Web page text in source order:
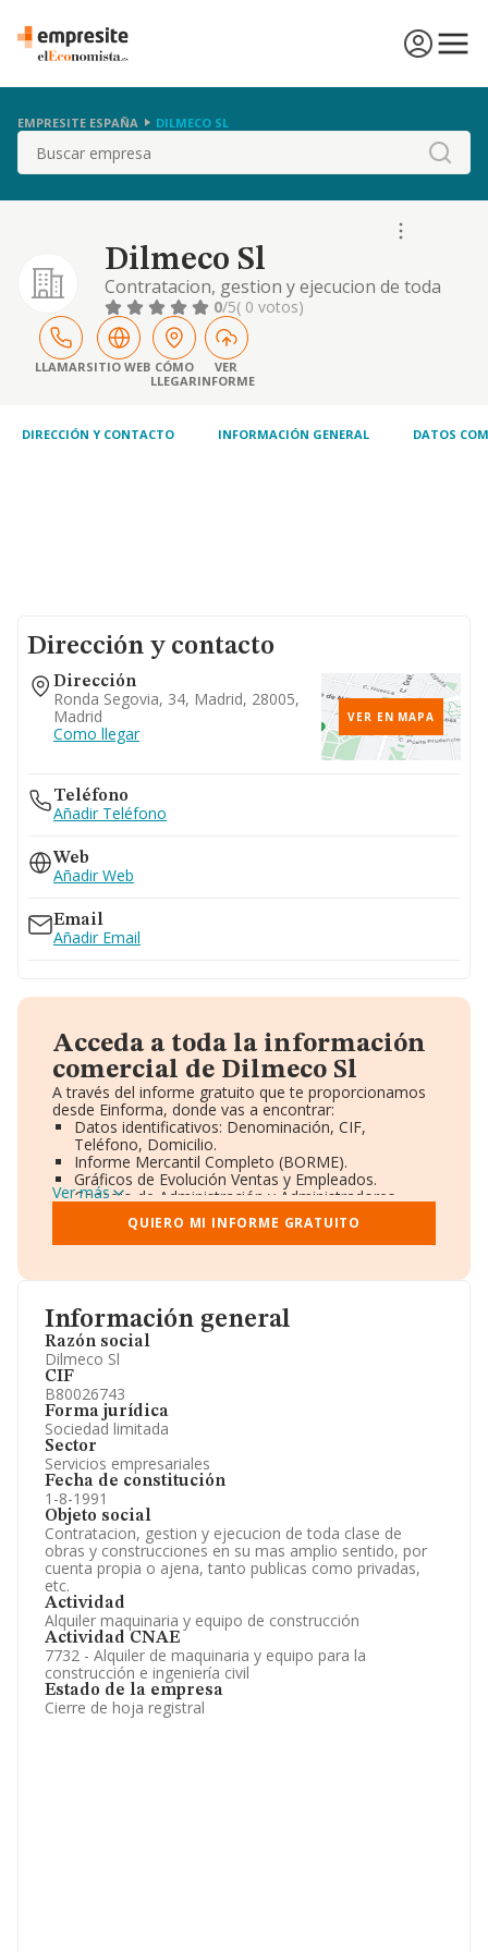
EMPRESITE ESPAÑA DILMECO SL
Buscar
Dilmeco Sl
Contratacion, gestion y ejecucion de toda
clase de obras y construcciones en su mas
amplio sentido, por cuenta propia o ajena,
tanto publicas como privadas, etc.
0/5( 0 votos)
LLAMARSITIO WEB CÓMO
LLEGAR
VER
INFORME
DIRECCIÓN Y CONTACTO INFORMACIÓN GENERAL DATOS
Información general
Razón social
Dilmeco Sl
CIF
B80026743
Forma jurídica
Sociedad limitada
Sector
Servicios empresariales
Fecha de constitución
1-8-1991
Objeto social
Contratacion, gestion y ejecucion de toda clase de
obras y construcciones en su mas amplio sentido, por
cuenta propia o ajena, tanto publicas como privadas,
etc.
Actividad
Alquiler maquinaria y equipo de construcción
Actividad CNAE
7732 - Alquiler de maquinaria y equipo para la
construcción e ingeniería civil
Estado de la empresa
Cierre de hoja registral
Dirección y contacto
Dirección
Ronda Segovia, 34, Madrid, 28005,
Madrid
Como llegar
VER EN MAPA
Teléfono
Añadir Teléfono
Web
Añadir Web
Email
Añadir Email
Acceda a toda la información
comercial de Dilmeco Sl
A través del informe gratuito que te proporcionamos
desde Einforma, donde vas a encontrar:
Datos identificativos: Denominación, CIF,
Teléfono, Domicilio.
Informe Mercantil Completo (BORME).
Gráficos de Evolución Ventas y Empleados.
Consejo de Administración y Administradores.
Directivos y Ejecutivos.
Accionistas.
Participaciones y Vinculaciones en otras empresas.
Información oficial y registral complementaria.
Ver más
QUIERO MI INFORME GRATUITO